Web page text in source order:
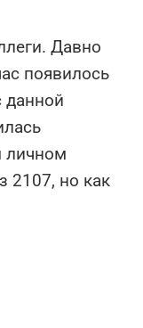
Давно
появилось
данной
личном
2107, но как